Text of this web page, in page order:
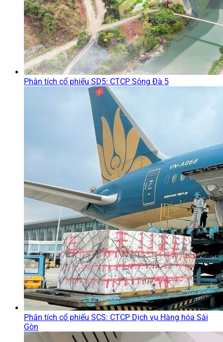
Phân tích cổ phiếu SD5: CTCP Sông Đà 5
Phân tích cổ phiếu SCS: CTCP Dịch vụ Hàng hóa Sài
Gòn